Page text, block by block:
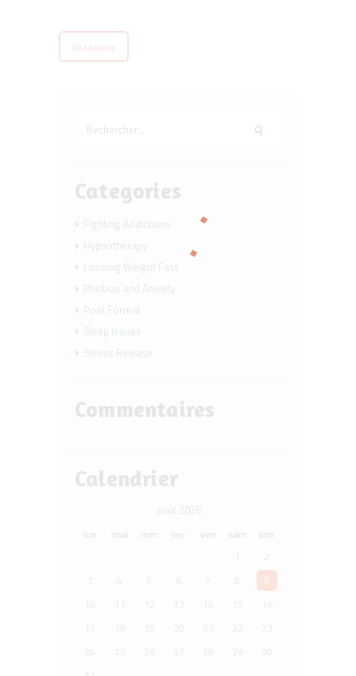
Read more
Categories
Fighting Addictions
Hypnotherapy
Loosing Weight Fast
Phobias and Anxiety
Post Format
Sleep Issues
Stress Release
Commentaires
Calendrier
août 2026
lun mar mer jeu ven sam
dim
1
2
3
4 5 6 7 8
9
10
11 12 13 14 15
16
17
18 19 20 21 22
23
24
25 26 27 28 29
30